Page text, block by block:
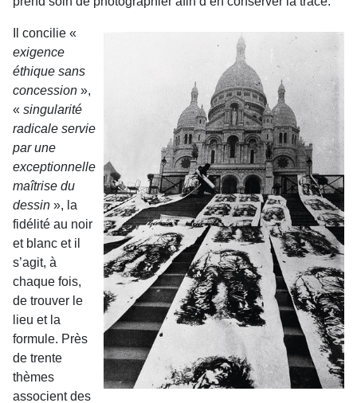
Il concilie «
exigence
éthique sans
concession »,
« singularité
radicale servie
par une
exceptionnelle
maîtrise du
dessin », la
fidélité au noir
et blanc et il
s’agit, à
chaque fois,
de trouver le
lieu et la
formule. Près
de trente
thèmes
associent des